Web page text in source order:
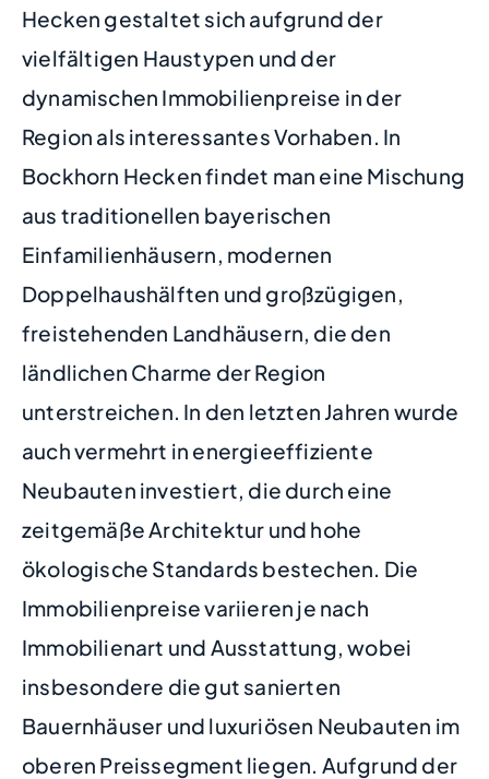
Hecken gestaltet sich aufgrund der
vielfältigen Haustypen und der
dynamischen Immobilienpreise in der
Region als interessantes Vorhaben. In
Bockhorn Hecken findet man eine Mischung
aus traditionellen bayerischen
Einfamilienhäusern, modernen
Doppelhaushälften und großzügigen,
freistehenden Landhäusern, die den
ländlichen Charme der Region
unterstreichen. In den letzten Jahren wurde
auch vermehrt in energieeffiziente
Neubauten investiert, die durch eine
zeitgemäße Architektur und hohe
ökologische Standards bestechen. Die
Immobilienpreise variieren je nach
Immobilienart und Ausstattung, wobei
insbesondere die gut sanierten
Bauernhäuser und luxuriösen Neubauten im
oberen Preissegment liegen. Aufgrund der